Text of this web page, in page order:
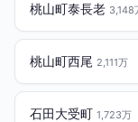
桃山町泰長老 3,148
桃山町西尾 2,111万
石田大受町 1,723万